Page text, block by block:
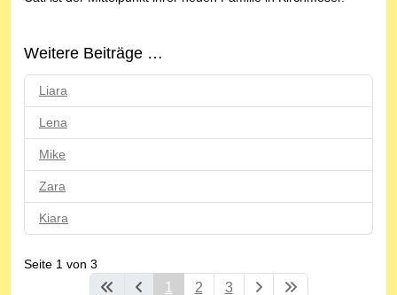
Weitere Beiträge …
Liara
Lena
Mike
Zara
Kiara
Seite 1 von 3
1 2 3